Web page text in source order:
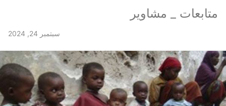
متابعات _ مشاوير
سبتمبر 24, 2024